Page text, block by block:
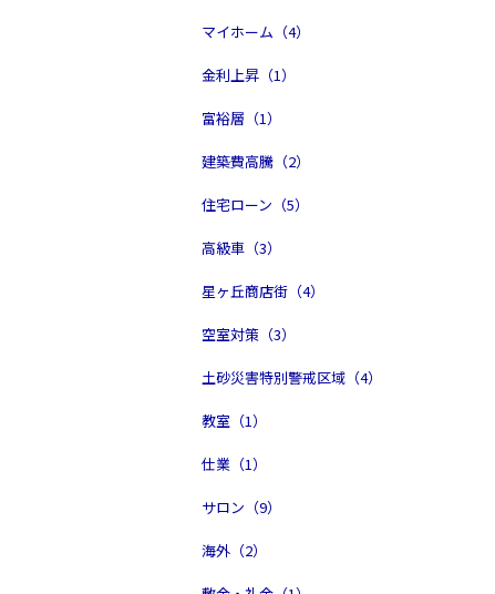
マイホーム（4）
金利上昇（1）
富裕層（1）
建築費高騰（2）
住宅ローン（5）
高級車（3）
星ヶ丘商店街（4）
空室対策（3）
土砂災害特別警戒区域（4）
教室（1）
仕業（1）
サロン（9）
海外（2）